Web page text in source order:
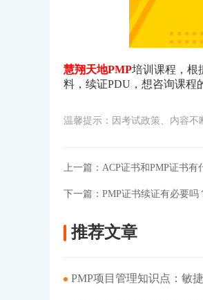
慧翔天地PMP培训课程，根
料，续证PDU，想咨询课程
温馨提示：因考试政策、内容不
上一篇： ACP证书和PMP证书有
下一篇： PMP证书续证有必要吗
推荐文章
PMP项目管理知识点：敏